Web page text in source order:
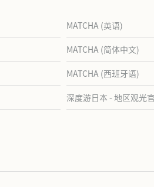
MATCHA (英语)
MATCHA (简体中文)
MATCHA (西班牙语)
深度游日本 - 地区观光